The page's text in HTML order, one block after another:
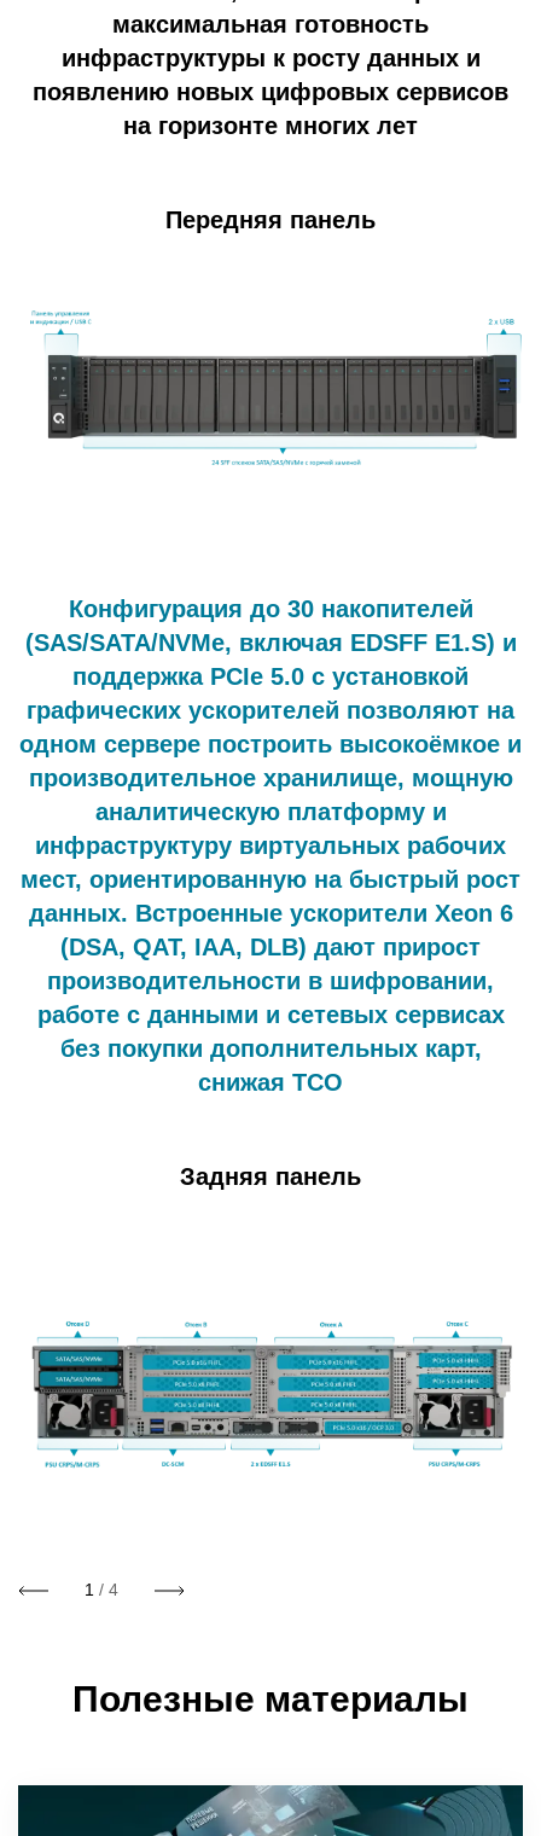
максимальная готовность
инфраструктуры к росту данных и
появлению новых цифровых сервисов
на горизонте многих лет
Передняя панель
Конфигурация до 30 накопителей
(SAS/SATA/NVMe, включая EDSFF E1.S) и
поддержка PCIe 5.0 с установкой
графических ускорителей позволяют на
одном сервере построить высокоёмкое и
производительное хранилище, мощную
аналитическую платформу и
инфраструктуру виртуальных рабочих
мест, ориентированную на быстрый рост
данных. Встроенные ускорители Xeon 6
(DSA, QAT, IAA, DLB) дают прирост
производительности в шифровании,
работе с данными и сетевых сервисах
без покупки дополнительных карт,
снижая TCO
Задняя панель
1 / 4
Полезные материалы